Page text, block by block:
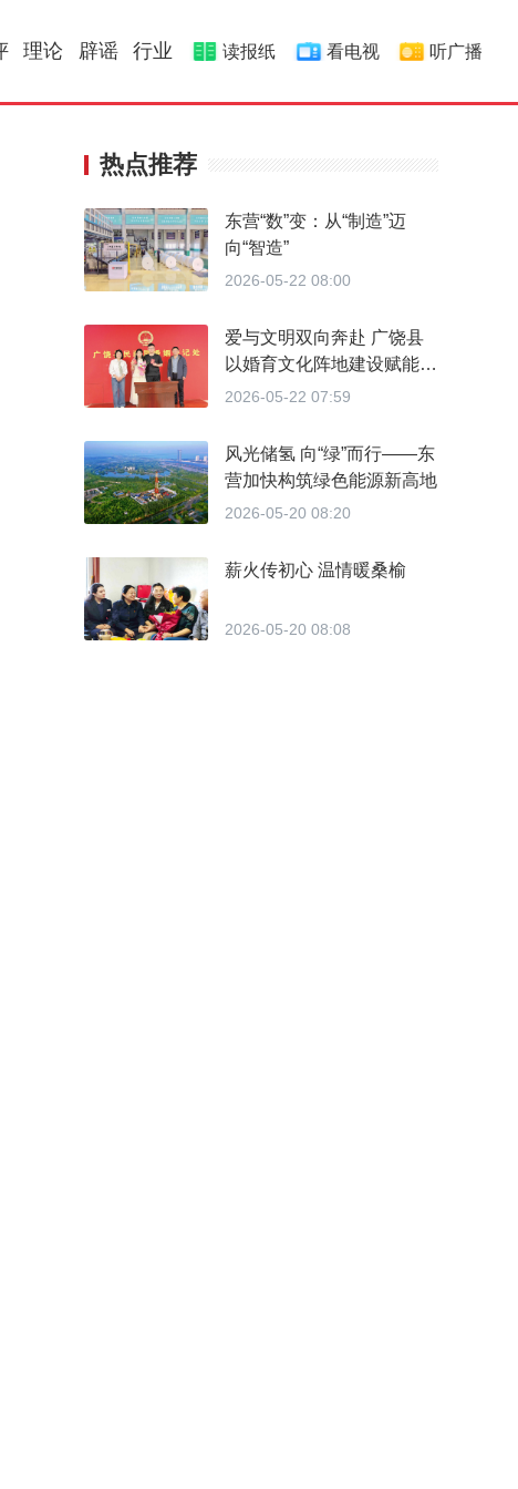
理论 辟谣 行业 读报纸 看电视 听广播
热点推荐
东营“数”变：从“制造”迈
向“智造”
2026-05-22 08:00
爱与文明双向奔赴 广饶县
以婚育文化阵地建设赋能婚
育新风
2026-05-22 07:59
风光储氢 向“绿”而行——东
营加快构筑绿色能源新高地
2026-05-20 08:20
薪火传初心 温情暖桑榆
2026-05-20 08:08